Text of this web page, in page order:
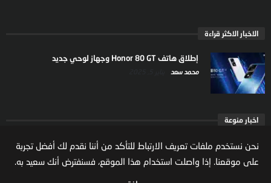
الاخبار الاكثر قراءة
إطلاق هاتف Honor 80 GT وجهاز لوحي جديد
محمد سعد
اخبار منوعة
ارتفاع ملكية المستثمرين الاجانب في السوق السعودية
يعكس تنامي الثقة بالاقتصاد السعودي
مال واعمال
نحن نستخدم ملفات تعريف الارتباط للتأكد من أننا نقدم لك أفضل تجربة
على موقعنا. إذا واصلت استخدام هذا الموقع، فسنفترض أنك سعيد به.